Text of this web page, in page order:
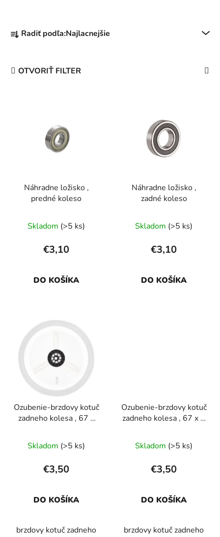
Radiť podľa:Najlacnejšie
OTVORIŤ FILTER
Náhradne ložisko ,
predné koleso
Skladom (>5 ks)
€3,10
DO KOŠÍKA
Náhradne ložisko ,
zadné koleso
Skladom (>5 ks)
€3,10
DO KOŠÍKA
Ozubenie-brzdovy kotuč
zadneho kolesa , 67 x
Skladom (>5 ks)
€3,50
DO KOŠÍKA
brzdovy kotuč zadneho
Ozubenie-brzdovy kotuč
zadneho kolesa , 67 x 8
Skladom (>5 ks)
€3,50
DO KOŠÍKA
brzdovy kotuč zadneho